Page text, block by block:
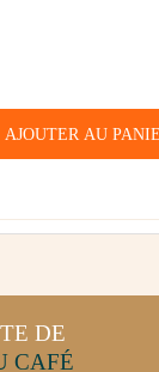
AJOUTER AU
DE
CAFÉ